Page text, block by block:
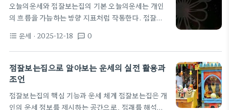
오늘의운세와 점잘보는집의 기본 오늘의운세는 개인
의 흐름을 가늠하는 방향 지표처럼 작동한다. 점잘보
제공한다. 하지만 해석은 고정된 운명을 뜻하지 않고
선택의 여지와 가능성을 보여주는 지도다. 사주나 팔
자 분석의 원리와 결합하면 오늘의운세는 당신의 현재
상황에 맞춘 조언으로 바뀐다. 점잘보는집의 상담사
것은 해석의 맥락을 기억하고, 당일 행동의 작은 변화
format_list_bulleted 운세 · 2025-12-18 textsms 0
점잘보는집으로 알아보는 운세의 실전 활용과
조언
점잘보는집의 핵심 기능과 운세 체계 점잘보는집은 개
인의 운세 정보를 제시하는 공간으로, 점괘를 해석하